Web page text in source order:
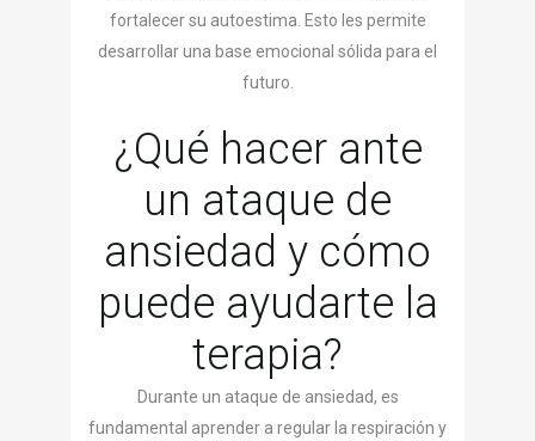
fortalecer su autoestima. Esto les permite
desarrollar una base emocional sólida para el
futuro.
¿Qué hacer ante
un ataque de
ansiedad y cómo
puede ayudarte la
terapia?
Durante un ataque de ansiedad, es
fundamental aprender a regular la respiración y